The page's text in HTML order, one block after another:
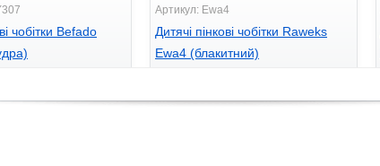
чобітки Befado
Артикул: Ewa4
Дитячі пінкові чобітки Raweks
Ewa4 (блакитний)